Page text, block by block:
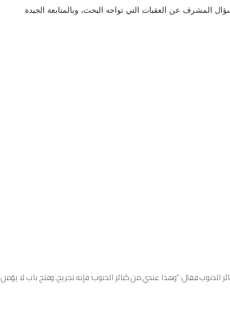
عن العقبات التي تواجه البحث، وبالمتابعة الجيدة
الذنوب فقال: “وهذا عندي من كبائر الذنوب؛ فإنه تجريح، وفتح باب لا يؤمن